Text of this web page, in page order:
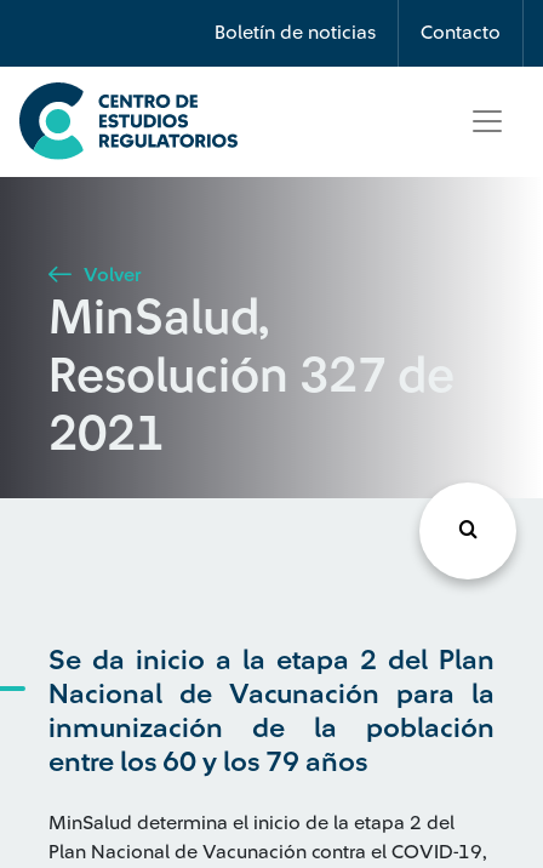
Boletín de noticias Contacto
Búsqueda
Seleccione país
Buscar
Volver
MinSalud,
Resolución 327 de
2021
Se da inicio a la etapa 2 del Plan
Nacional de Vacunación para la
inmunización de la población
entre los 60 y los 79 años
MinSalud determina el inicio de la etapa 2 del
Plan Nacional de Vacunación contra el COVID-19,